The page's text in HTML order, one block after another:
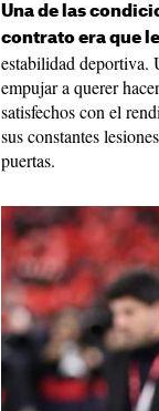
Una de las
contrato era que
estabilidad deportiva.
empujar a querer
satisfechos con el
sus constantes
puertas.